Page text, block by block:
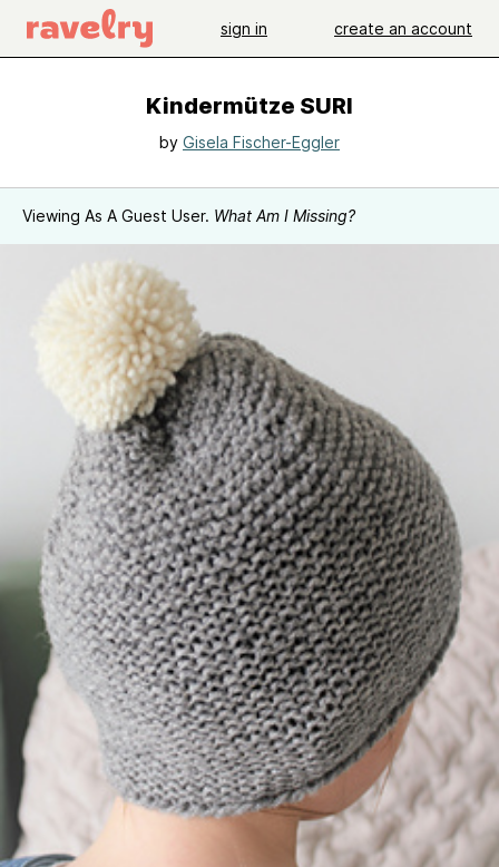
sign in create an account
Kindermütze SURI
by Gisela Fischer-Eggler
Viewing As A Guest User. What Am I Missing?